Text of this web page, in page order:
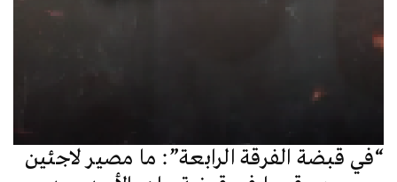
“في قبضة الفرقة الرابعة”: ما مصير لاجئين